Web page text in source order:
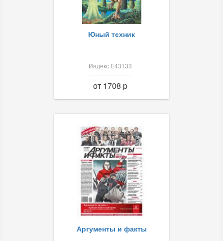
Юный техник
Индекс Е43133
от 1708 p
Аргументы и факты